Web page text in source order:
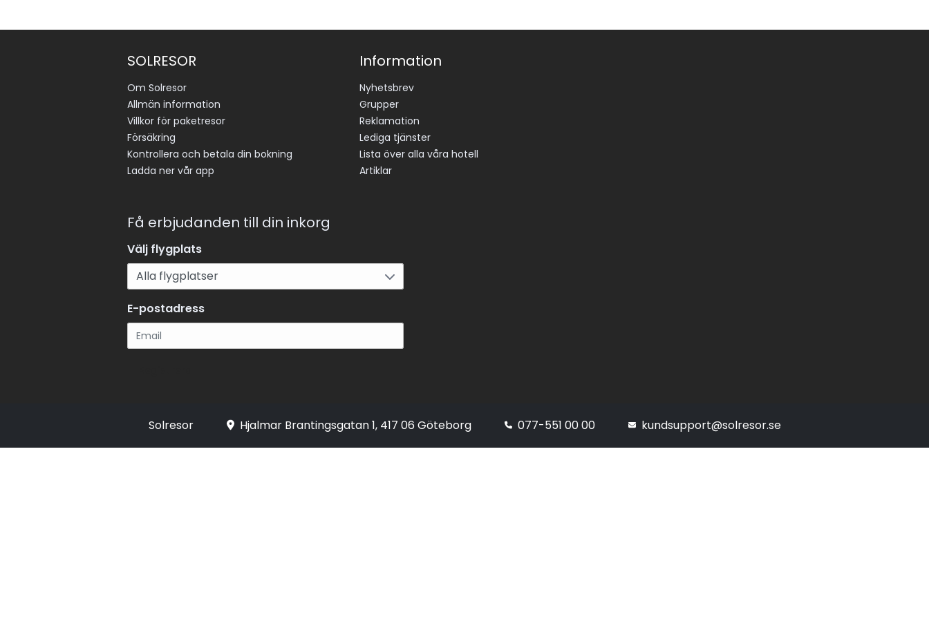
SOLRESOR
Om Solresor
Allmän information
Villkor för paketresor
Försäkring
Kontrollera och betala din bokning
Ladda ner vår app
Information
Nyhetsbrev
Grupper
Reklamation
Lediga tjänster
Lista över alla våra hotell
Artiklar
Få erbjudanden till din inkorg
Välj flygplats
E-postadress
Solresor Hjalmar Brantingsgatan 1, 417 06 Göteborg 077-551 00 00 kundsupport@solresor.se